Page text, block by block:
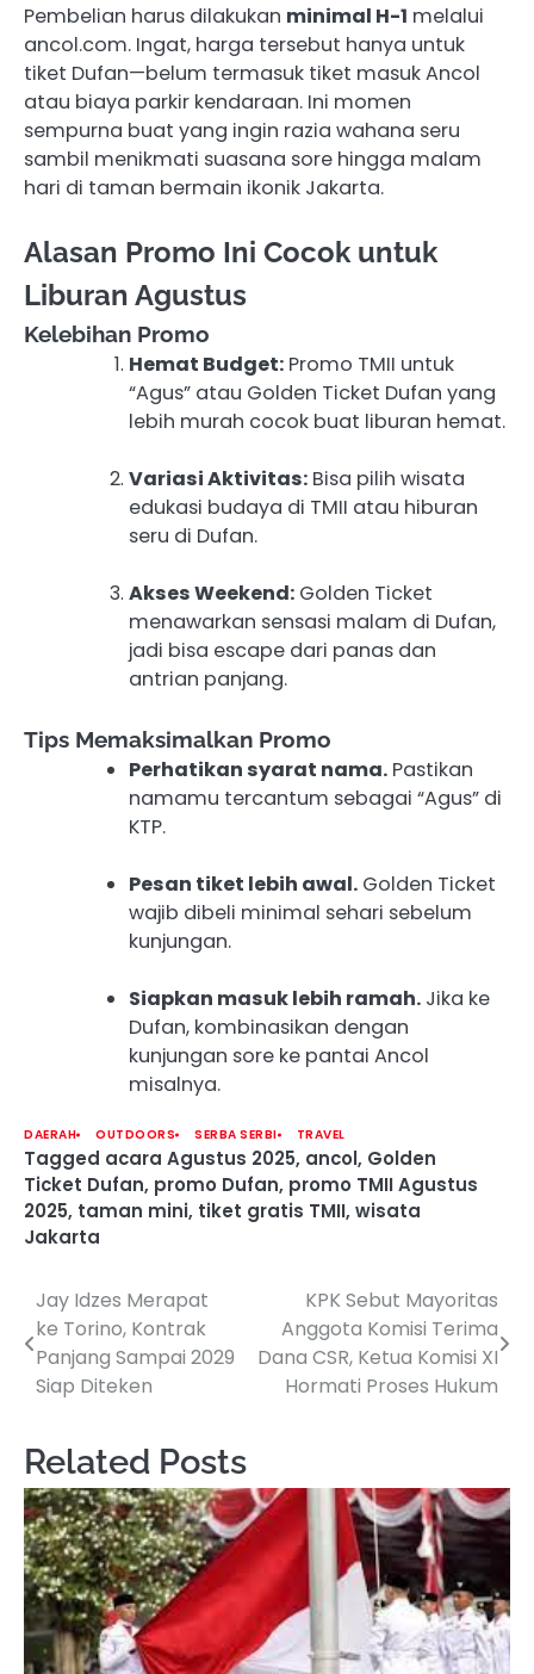
Pembelian harus dilakukan minimal H-1 melalui
ancol.com. Ingat, harga tersebut hanya untuk
tiket Dufan—belum termasuk tiket masuk Ancol
atau biaya parkir kendaraan. Ini momen
sempurna buat yang ingin razia wahana seru
sambil menikmati suasana sore hingga malam
hari di taman bermain ikonik Jakarta.
Alasan Promo Ini Cocok untuk
Liburan Agustus
Kelebihan Promo
Hemat Budget: Promo TMII untuk
“Agus” atau Golden Ticket Dufan yang
lebih murah cocok buat liburan hemat.
Variasi Aktivitas: Bisa pilih wisata
edukasi budaya di TMII atau hiburan
seru di Dufan.
Akses Weekend: Golden Ticket
menawarkan sensasi malam di Dufan,
jadi bisa escape dari panas dan
antrian panjang.
Tips Memaksimalkan Promo
Perhatikan syarat nama. Pastikan
namamu tercantum sebagai “Agus” di
KTP.
Pesan tiket lebih awal. Golden Ticket
wajib dibeli minimal sehari sebelum
kunjungan.
Siapkan masuk lebih ramah. Jika ke
Dufan, kombinasikan dengan
kunjungan sore ke pantai Ancol
misalnya.
DAERAH OUTDOORS SERBA SERBI TRAVEL
Tagged acara Agustus 2025, ancol, Golden
Ticket Dufan, promo Dufan, promo TMII Agustus
2025, taman mini, tiket gratis TMII, wisata
Jakarta
Post
navigation
Jay Idzes Merapat
ke Torino, Kontrak
Panjang Sampai 2029
Siap Diteken
KPK Sebut Mayoritas
Anggota Komisi Terima
Dana CSR, Ketua Komisi XI
Hormati Proses Hukum
Related Posts